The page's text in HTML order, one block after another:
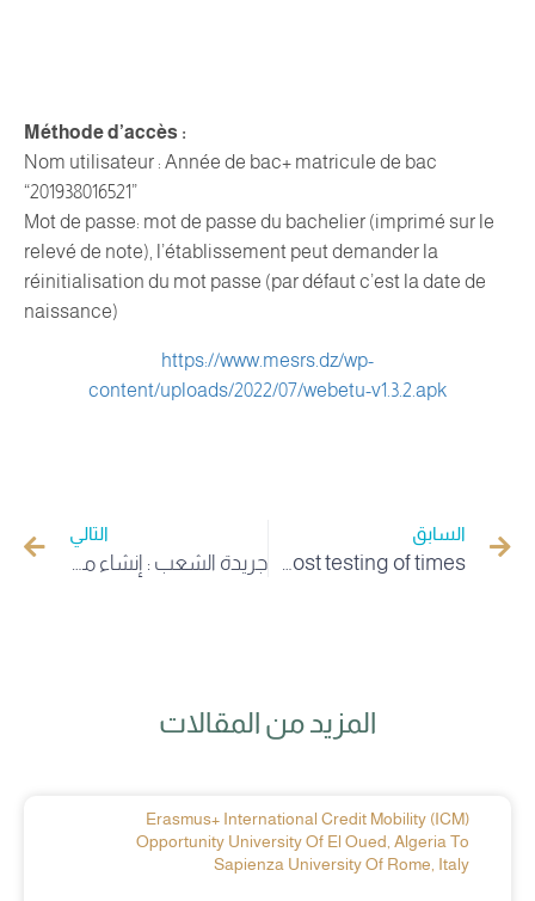
Méthode d’accès :
Nom utilisateur : Année de bac+ matricule de bac
“201938016521”
Mot de passe: mot de passe du bachelier (imprimé sur le
relevé de note), l’établissement peut demander la
réinitialisation du mot passe (par défaut c’est la date de
naissance)
https://www.mesrs.dz/wp-
content/uploads/2022/07/webetu-v1.3.2.apk
السابق
High school exam the most testing of times
التالي
المزيد من المقالات
Erasmus+ International Credit Mobility (ICM)
Opportunity University Of El Oued, Algeria To
Sapienza University Of Rome, Italy